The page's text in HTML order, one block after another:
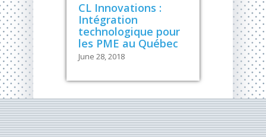
CL Innovations :
Intégration
technologique pour
les PME au Québec
June 28, 2018